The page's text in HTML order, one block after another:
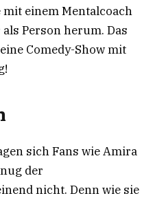
einem Mentalcoach
Person herum. Das
Comedy-Show mit
sich Fans wie Amira
der
nicht. Denn wie sie